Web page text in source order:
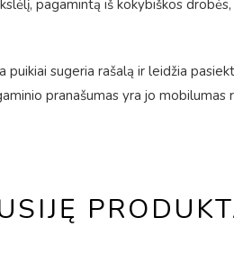
pagamintą iš kokybiškos
sugeria rašalą ir leidžia
pranašumas yra jo mobilumas